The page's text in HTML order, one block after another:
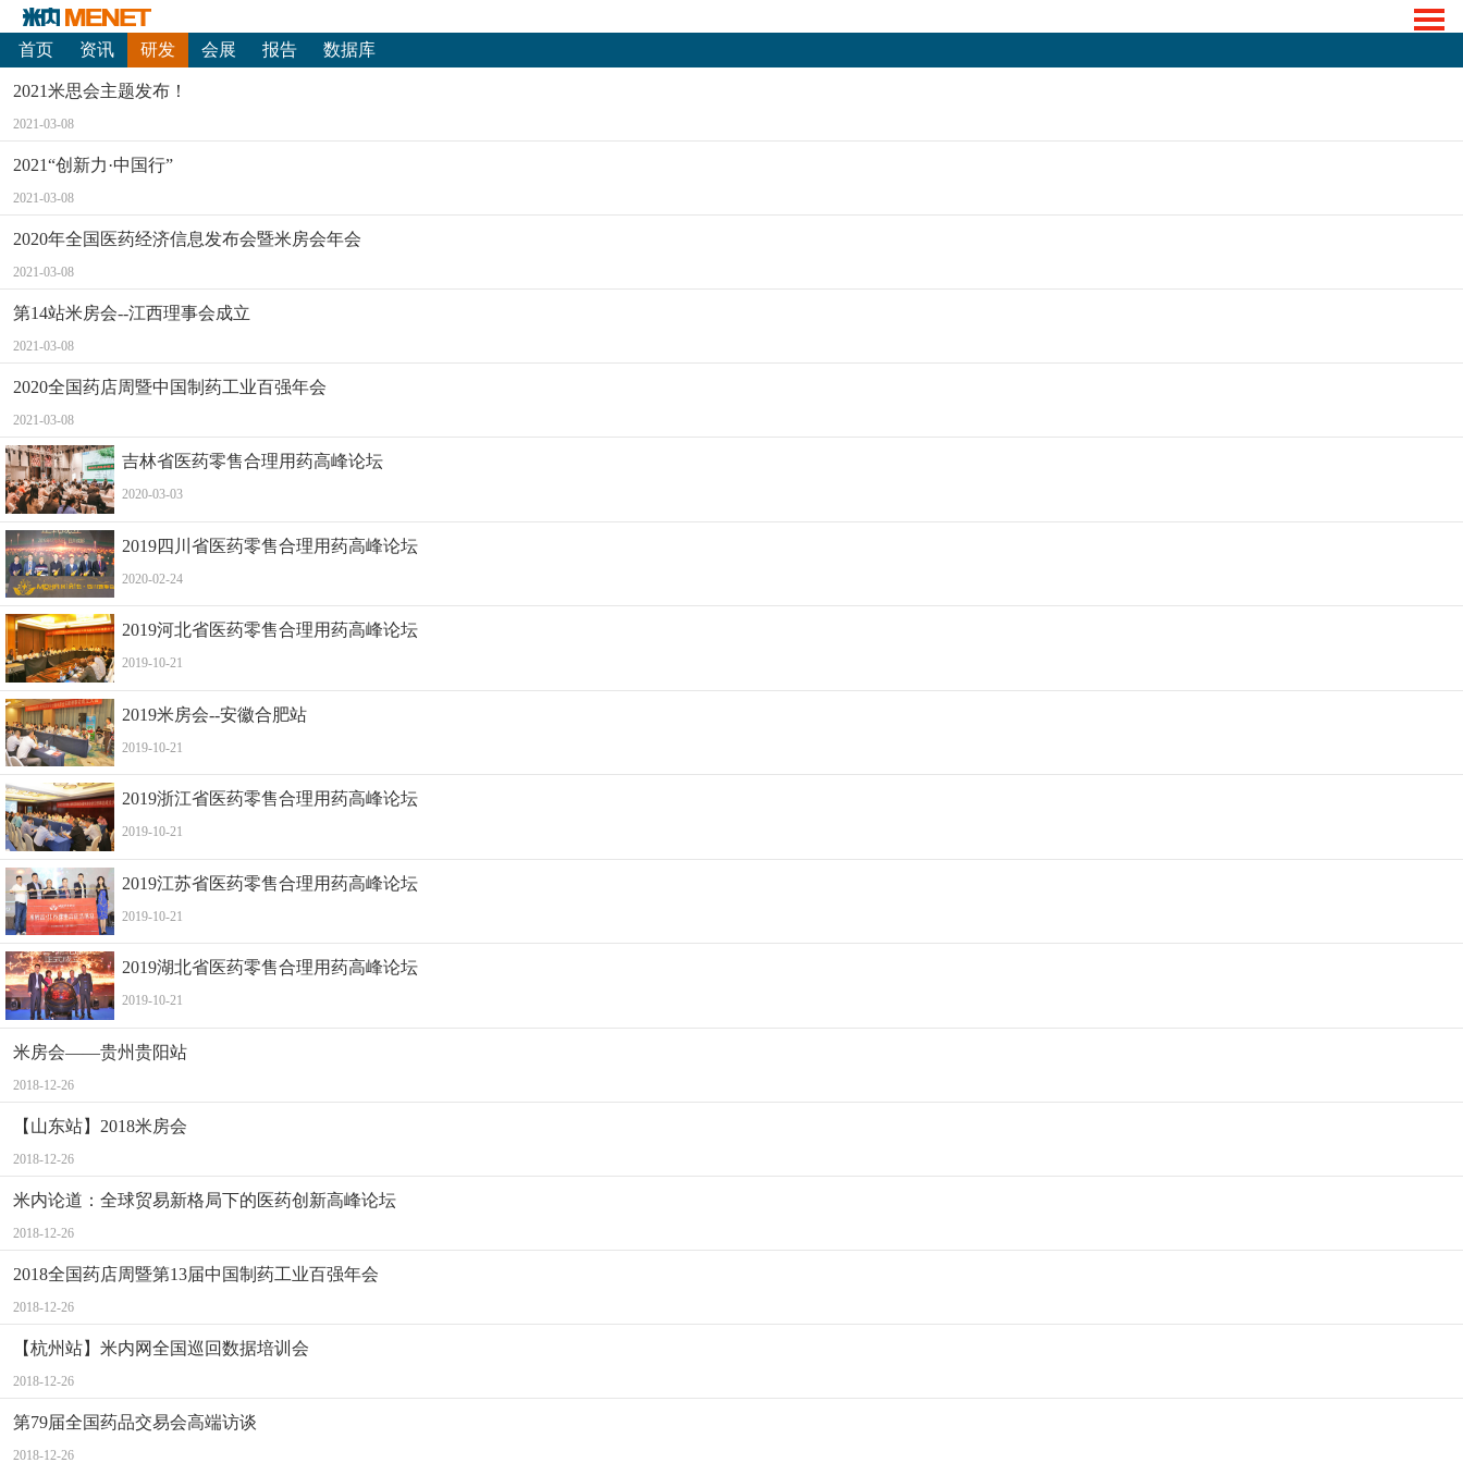
首页 资讯 研发 会展 报告 数据库
2021米思会主题发布！
2021-03-08
2021“创新力·中国行”
2021-03-08
2020年全国医药经济信息发布会暨米房会年会
2021-03-08
第14站米房会--江西理事会成立
2021-03-08
2020全国药店周暨中国制药工业百强年会
2021-03-08
吉林省医药零售合理用药高峰论坛
2020-03-03
2019四川省医药零售合理用药高峰论坛
2020-02-24
2019河北省医药零售合理用药高峰论坛
2019-10-21
2019米房会--安徽合肥站
2019-10-21
2019浙江省医药零售合理用药高峰论坛
2019-10-21
2019江苏省医药零售合理用药高峰论坛
2019-10-21
2019湖北省医药零售合理用药高峰论坛
2019-10-21
米房会——贵州贵阳站
2018-12-26
【山东站】2018米房会
2018-12-26
米内论道：全球贸易新格局下的医药创新高峰论坛
2018-12-26
2018全国药店周暨第13届中国制药工业百强年会
2018-12-26
【杭州站】米内网全国巡回数据培训会
2018-12-26
第79届全国药品交易会高端访谈
2018-12-26